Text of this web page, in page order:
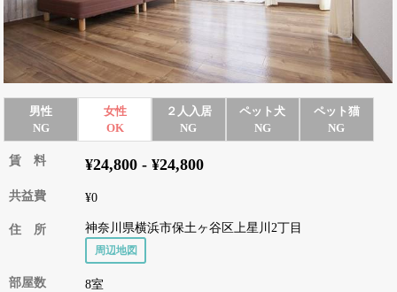
男性
NG
女性
OK
２人入居
NG
ペット犬
NG
ペット猫
NG
賃 料 ¥24,800 - ¥24,800
共益費 ¥0
住 所 神奈川県横浜市保土ヶ谷区上星川2丁目
周辺地図
部屋数 8室